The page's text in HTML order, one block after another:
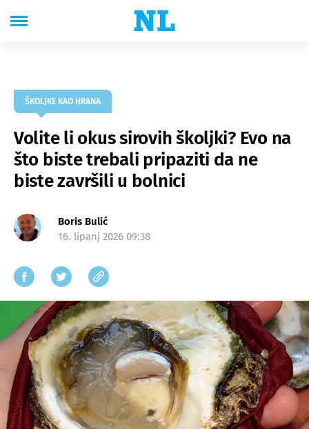
ŠKOLJKE KAO HRANA
Volite li okus sirovih školjki? Evo na
što biste trebali pripaziti da ne
biste završili u bolnici
Boris Bulić
16. lipanj 2026 09:38